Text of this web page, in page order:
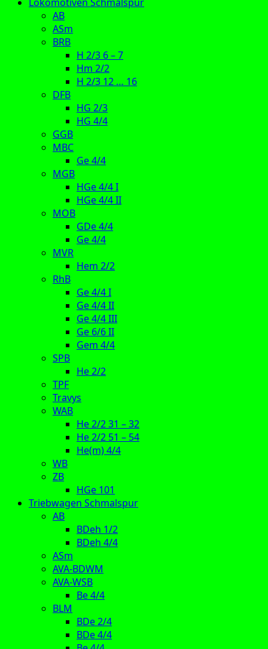
AB
ASm
BRB
H 2/3 6 – 7
Hm 2/2
H 2/3 12 … 16
DFB
HG 2/3
HG 4/4
GGB
MBC
Ge 4/4
MGB
HGe 4/4 I
HGe 4/4 II
MOB
GDe 4/4
Ge 4/4
MVR
Hem 2/2
RhB
Ge 4/4 I
Ge 4/4 II
Ge 4/4 III
Ge 6/6 II
Gem 4/4
SPB
He 2/2
TPF
Travys
WAB
He 2/2 31 – 32
He 2/2 51 – 54
He(m) 4/4
WB
ZB
HGe 101
Triebwagen Schmalspur
AB
BDeh 1/2
BDeh 4/4
ASm
AVA-BDWM
AVA-WSB
Be 4/4
BLM
BDe 2/4
BDe 4/4